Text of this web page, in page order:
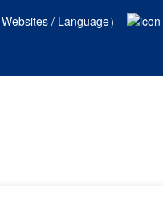
/ Language）